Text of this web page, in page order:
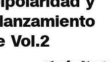
Vol.2